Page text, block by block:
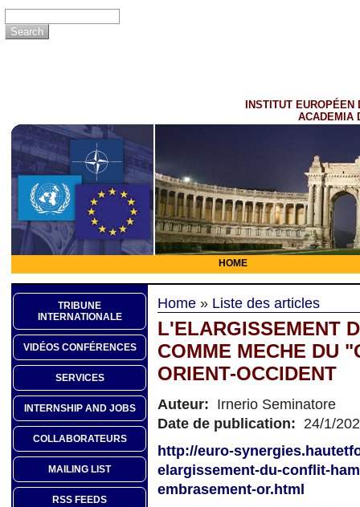
INSTITUT EUROPÉEN
ACADEMIA
HOME
TRIBUNE
INTERNATIONALE
VIDÉOS CONFÉRENCES
SERVICES
INTERNSHIP AND JOBS
COLLABORATEURS
MAILING LIST
RSS FEEDS
Home » Liste des articles
L'ELARGISSEMENT
COMME MECHE DU
ORIENT-OCCIDENT
Auteur: Irnerio Seminatore
Date de publication: 24/1/
http://euro-
elargissement-du-conflit-
embrasement-or.html